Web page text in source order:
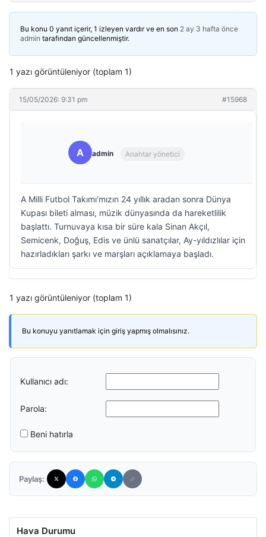
Bu konu 0 yanıt içerir, 1 izleyen vardır ve en son 2 ay 3 hafta önce
admin tarafından güncellenmiştir.
1 yazı görüntüleniyor (toplam 1)
15/05/2026: 9:31 pm #15968
A admin Anahtar yönetici
A Milli Futbol Takımı’mızın 24 yıllık aradan sonra Dünya
Kupası bileti alması, müzik dünyasında da hareketlilik
başlattı. Turnuvaya kısa bir süre kala Sinan Akçıl,
Semicenk, Doğuş, Edis ve ünlü sanatçılar, Ay-yıldızlılar için
hazırladıkları şarkı ve marşları açıklamaya başladı.
1 yazı görüntüleniyor (toplam 1)
Bu konuyu yanıtlamak için giriş yapmış olmalısınız.
Kullanıcı adı:
Parola:
Beni hatırla
Paylaş:
Hava Durumu